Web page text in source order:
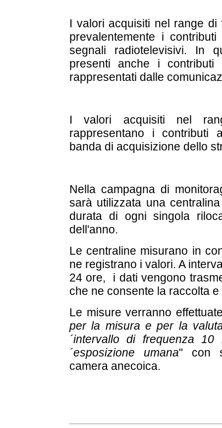
I valori acquisiti nel range
prevalentemente i
segnali radiotelevisivi. In
presenti anche i contributi
rappresentati dalle
I valori acquisiti nel
rappresentano i contributi
banda di acquisizione dello
Nella campagna di
sarà utilizzata una
durata di ogni singola
dell'anno.
Le centraline misurano in
ne registrano i valori. A
24 ore, i dati vengono
che ne consente la raccolta
Le misure verranno
per la misura e per la
´intervallo di frequenza
´esposizione umana" con
camera anecoica.